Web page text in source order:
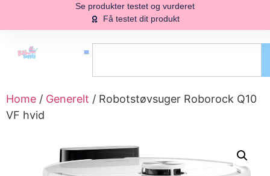
Se produkter testet og vurderet
Få testet dit produkt
Home / Generelt / Robotstøvsuger Roborock Q10
VF hvid